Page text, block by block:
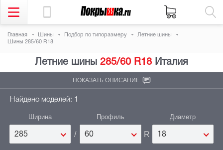
Главная Шины Подбор по типоразмеру
Летние шины
Шины 285/60 R18
Летние шины 285/60 R18 Италия
ПОКАЗАТЬ ОПИСАНИЕ
Найдено моделей: 1
Ширина
285 /
Профиль
60 R
Диаметр
18